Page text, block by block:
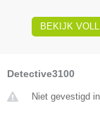
BEKIJK
Detective3100
Niet gevestigd